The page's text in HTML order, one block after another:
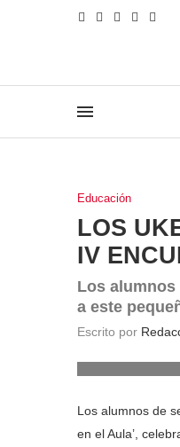
Educación
LOS
IV
Los
a este
Escrito por
Los alumnos de
en el Aula’,